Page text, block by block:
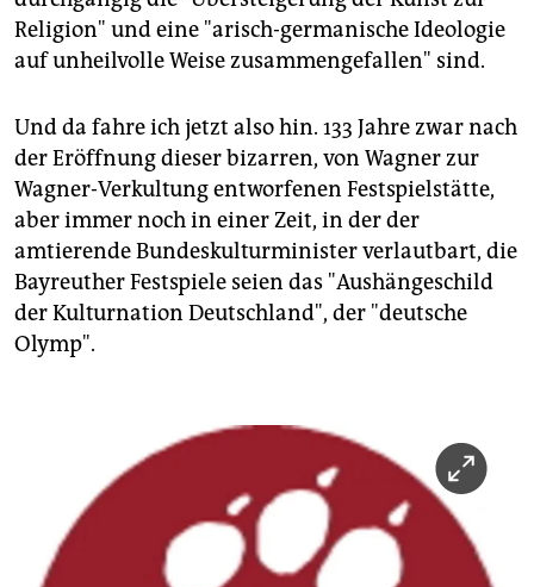
Religion" und eine "arisch-germanische Ideologie
auf unheilvolle Weise zusammengefallen" sind.
Und da fahre ich jetzt also hin. 133 Jahre zwar nach
der Eröffnung dieser bizarren, von Wagner zur
Wagner-Verkultung entworfenen Festspielstätte,
aber immer noch in einer Zeit, in der der
amtierende Bundeskulturminister verlautbart, die
Bayreuther Festspiele seien das "Aushängeschild
der Kulturnation Deutschland", der "deutsche
Olymp".